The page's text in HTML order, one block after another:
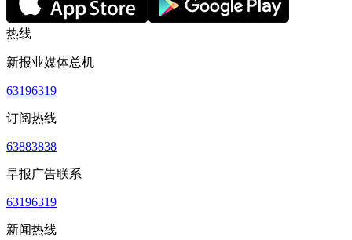
热线
新报业媒体总机
63196319
订阅热线
63883838
早报广告联系
63196319
新闻热线